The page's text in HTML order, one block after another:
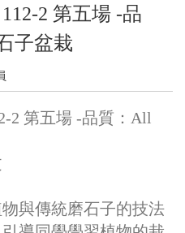
2 第五場 -品
子盆栽
2 第五場 -品質：All
與傳統磨石子的技法